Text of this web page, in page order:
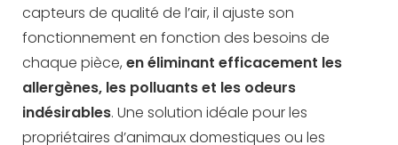
capteurs de qualité de l’air, il ajuste son
fonctionnement en fonction des besoins de
chaque pièce, en éliminant efficacement les
allergènes, les polluants et les odeurs
indésirables. Une solution idéale pour les
propriétaires d’animaux domestiques ou les